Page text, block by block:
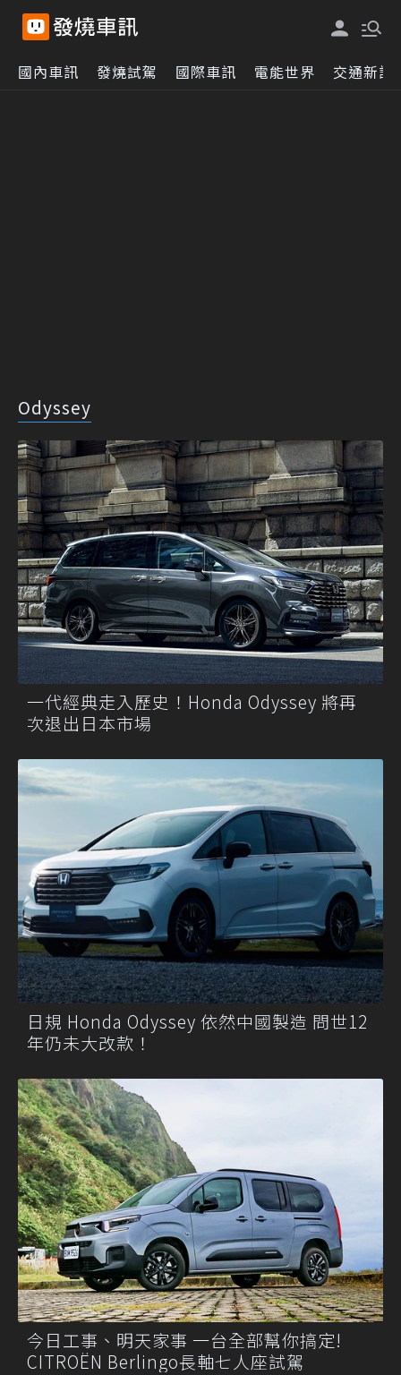
國內車訊 發燒試駕 國際車訊 電能世界 交通新訊
Odyssey
一代經典走入歷史！Honda Odyssey 將再
次退出日本市場
日規 Honda Odyssey 依然中國製造 問世12
年仍未大改款！
今日工事、明天家事 一台全部幫你搞定!
CITROËN Berlingo長軸七人座試駕